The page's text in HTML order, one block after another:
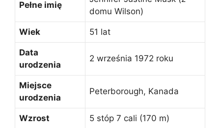
Pełne imię
domu Wilson)
Wiek 51 lat
Data
urodzenia
2 września 1972 roku
Miejsce
urodzenia
Peterborough, Kanada
Wzrost 5 stóp 7 cali (170 m)